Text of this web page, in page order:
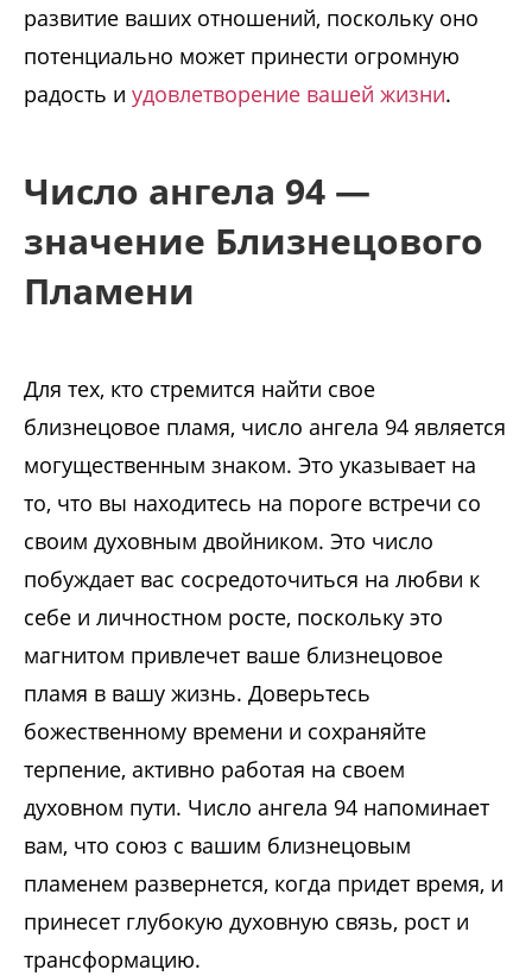
развитие ваших отношений, поскольку оно
потенциально может принести огромную
радость и удовлетворение вашей жизни.
Число ангела 94 —
значение Близнецового
Пламени
Для тех, кто стремится найти свое
близнецовое пламя, число ангела 94 является
могущественным знаком. Это указывает на
то, что вы находитесь на пороге встречи со
своим духовным двойником. Это число
побуждает вас сосредоточиться на любви к
себе и личностном росте, поскольку это
магнитом привлечет ваше близнецовое
пламя в вашу жизнь. Доверьтесь
божественному времени и сохраняйте
терпение, активно работая на своем
духовном пути. Число ангела 94 напоминает
вам, что союз с вашим близнецовым
пламенем развернется, когда придет время, и
принесет глубокую духовную связь, рост и
трансформацию.